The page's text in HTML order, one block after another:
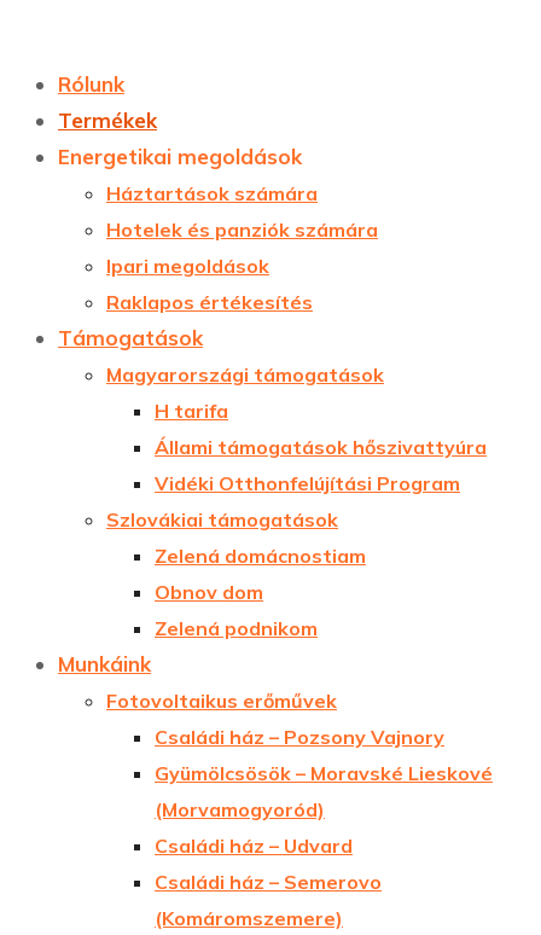
Rólunk
Termékek
Energetikai megoldások
Háztartások számára
Hotelek és panziók számára
Ipari megoldások
Raklapos értékesítés
Támogatások
Magyarországi támogatások
H tarifa
Állami támogatások hőszivattyúra
Vidéki Otthonfelújítási Program
Szlovákiai támogatások
Zelená domácnostiam
Obnov dom
Zelená podnikom
Munkáink
Fotovoltaikus erőművek
Családi ház – Pozsony Vajnory
Gyümölcsösök – Moravské Lieskové
(Morvamogyoród)
Családi ház – Udvard
Családi ház – Semerovo
(Komáromszemere)